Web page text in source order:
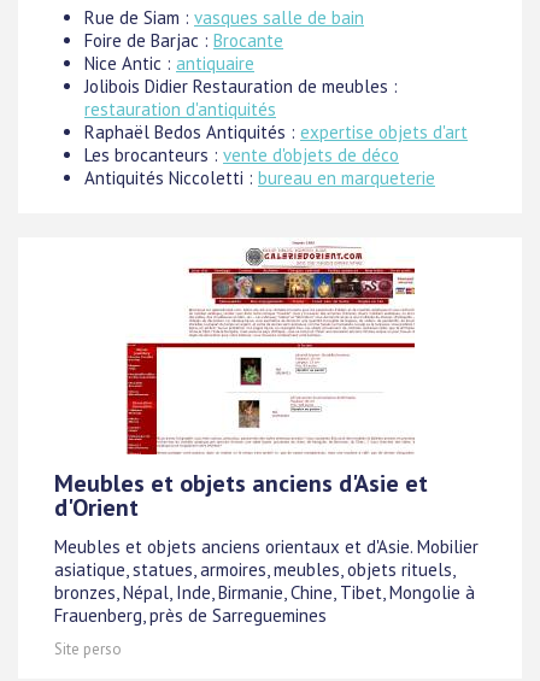
Rue de Siam : vasques salle de bain
Foire de Barjac : Brocante
Nice Antic : antiquaire
Jolibois Didier Restauration de meubles :
restauration d'antiquités
Raphaël Bedos Antiquités : expertise objets d'art
Les brocanteurs : vente d'objets de déco
Antiquités Niccoletti : bureau en marqueterie
Meubles et objets anciens d'Asie et
d'Orient
Meubles et objets anciens orientaux et d'Asie. Mobilier
asiatique, statues, armoires, meubles, objets rituels,
bronzes, Népal, Inde, Birmanie, Chine, Tibet, Mongolie à
Frauenberg, près de Sarreguemines
Site perso